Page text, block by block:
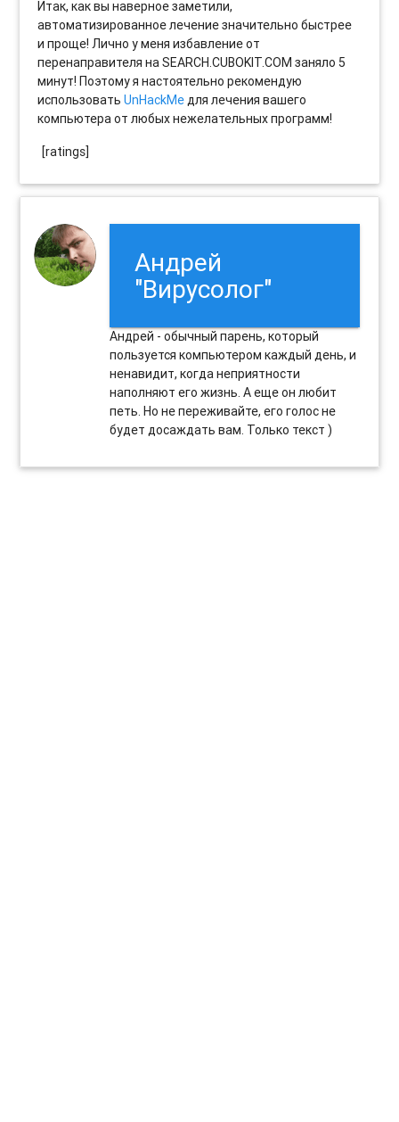
Итак, как вы наверное заметили,
автоматизированное лечение значительно быстрее
и проще! Лично у меня избавление от
перенаправителя на SEARCH.CUBOKIT.COM заняло 5
минут! Поэтому я настоятельно рекомендую
использоватьUnHackMe для лечения вашего
компьютера от любых нежелательных программ!
[ratings]
Андрей
"Вирусолог"
Андрей - обычный парень, который
пользуется компьютером каждый день, и
ненавидит, когда неприятности
наполняют его жизнь. А еще он любит
петь. Но не переживайте, его голос не
будет досаждать вам. Только текст )